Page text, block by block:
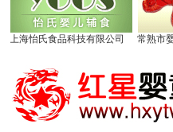
上海怡氏食品科技有限公司 常熟市